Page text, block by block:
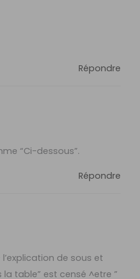
Répondre
“Ci-dessous”.
Répondre
de sous et
table” est censé ^etre ”